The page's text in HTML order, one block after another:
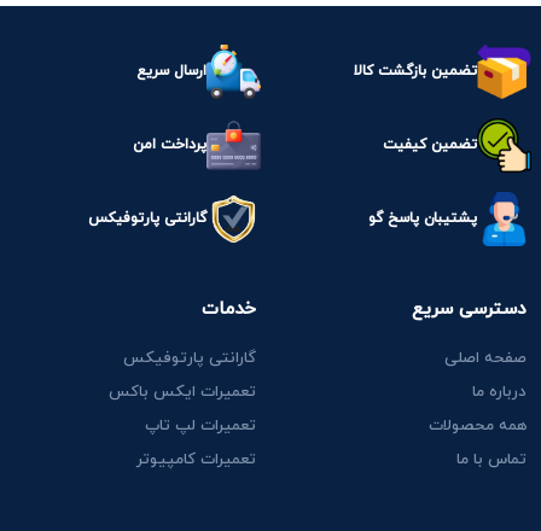
تضمین بازگشت کالا ارسال سریع
تضمین کیفیت پرداخت امن
پشتیبان پاسخ گو گارانتی پارتوفیکس
دسترسی سریع
صفحه اصلی
درباره ما
همه محصولات
تماس با ما
خدمات
گارانتی پارتوفیکس
تعمیرات ایکس باکس
تعمیرات لپ تاپ
تعمیرات کامپیوتر